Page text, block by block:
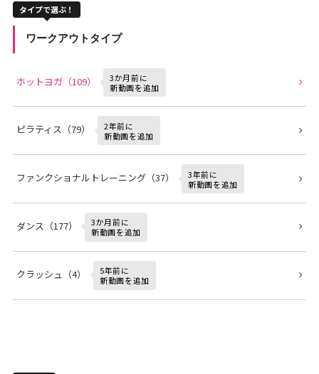
タイプで選ぶ！
ワークアウトタイプ
ホットヨガ（109）
3か月前に
新動画を追加
ピラティス（79）
2年前に
新動画を追加
ファンクショナルトレーニング（37）
3年前に
新動画を追加
ダンス（177）
3か月前に
新動画を追加
クラッシュ（4）
5年前に
新動画を追加